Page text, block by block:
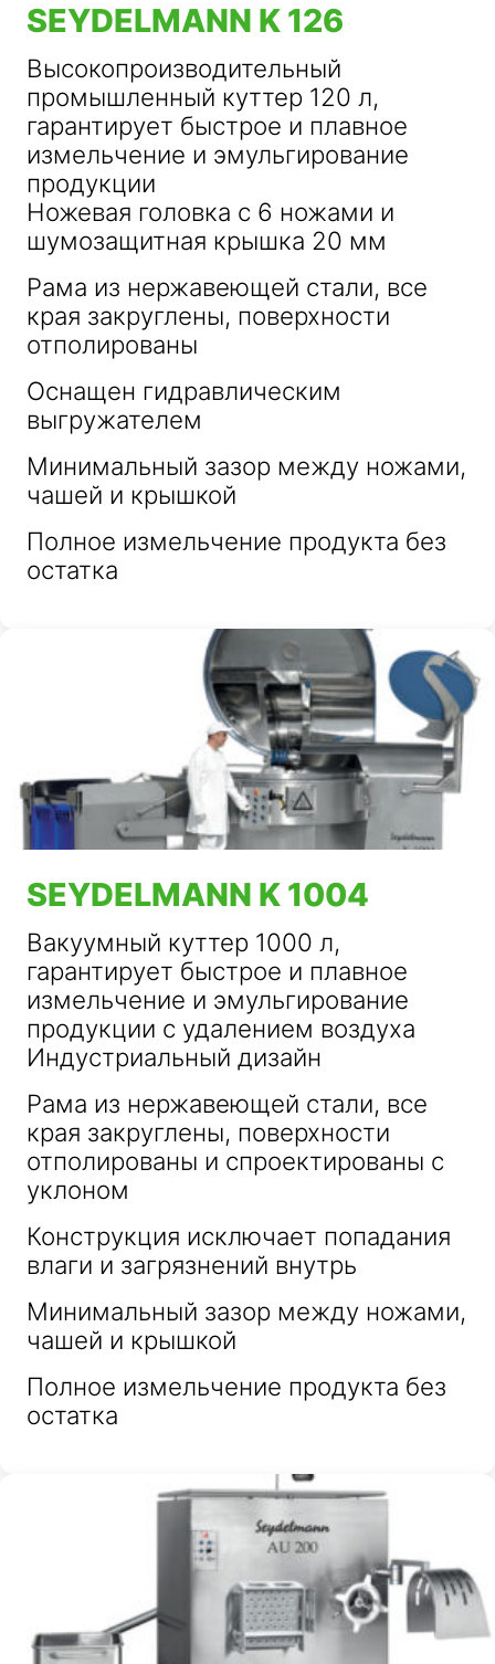
SEYDELMANN K 126
Высокопроизводительный
промышленный куттер 120 л,
гарантирует быстрое и плавное
измельчение и эмульгирование
продукции
Ножевая головка с 6 ножами и
шумозащитная крышка 20 мм
Рама из нержавеющей стали, все
края закруглены, поверхности
отполированы
Оснащен гидравлическим
выгружателем
Минимальный зазор между ножами,
чашей и крышкой
Полное измельчение продукта без
остатка
SEYDELMANN K 1004
Вакуумный куттер 1000 л,
гарантирует быстрое и плавное
измельчение и эмульгирование
продукции с удалением воздуха
Индустриальный дизайн
Рама из нержавеющей стали, все
края закруглены, поверхности
отполированы и спроектированы с
уклоном
Конструкция исключает попадания
влаги и загрязнений внутрь
Минимальный зазор между ножами,
чашей и крышкой
Полное измельчение продукта без
остатка